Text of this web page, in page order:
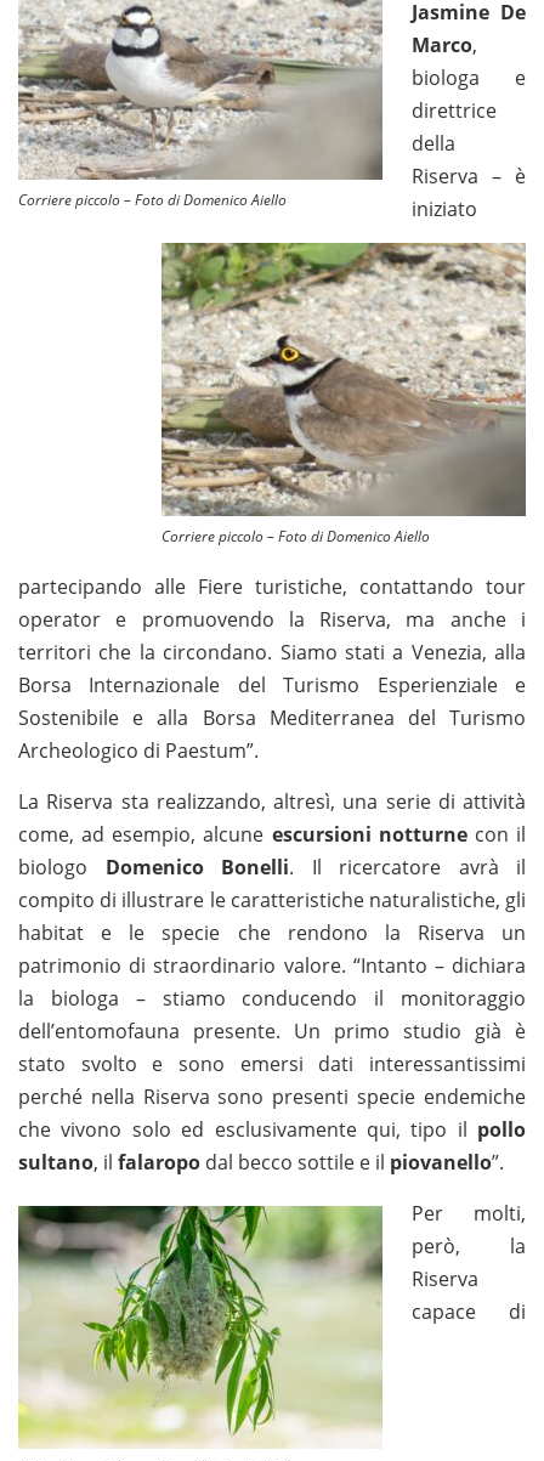
Corriere piccolo – Foto di Domenico Aiello
Corriere piccolo – Foto di Domenico Aiello
Jasmine De
Marco,
biologa e
direttrice
della
Riserva – è
iniziato
partecipando alle Fiere turistiche, contattando tour
operator e promuovendo la Riserva, ma anche i
territori che la circondano. Siamo stati a Venezia, alla
Borsa Internazionale del Turismo Esperienziale e
Sostenibile e alla Borsa Mediterranea del Turismo
Archeologico di Paestum”.
La Riserva sta realizzando, altresì, una serie di attività
come, ad esempio, alcune escursioni notturnecon il
biologo Domenico Bonelli. Il ricercatore avrà il
compito di illustrare le caratteristiche naturalistiche, gli
habitat e le specie che rendono la Riserva un
patrimonio di straordinario valore. “Intanto – dichiara
la biologa – stiamo conducendo il monitoraggio
dell’entomofauna presente. Un primo studio già è
stato svolto e sono emersi dati interessantissimi
perché nella Riserva sono presenti specie endemiche
che vivono solo ed esclusivamente qui, tipo il pollo
sultano, il falaropo dal becco sottile e il piovanello”.
Per molti,
però, la
Riserva
capace di